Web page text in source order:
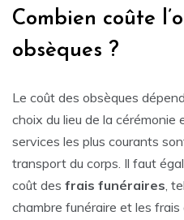
Combien coûte
obsèques ?
Le coût des obsèques
choix du lieu de la cérémonie
services les plus courants
transport du corps. Il faut
coût des frais funéraires,
chambre funéraire et les